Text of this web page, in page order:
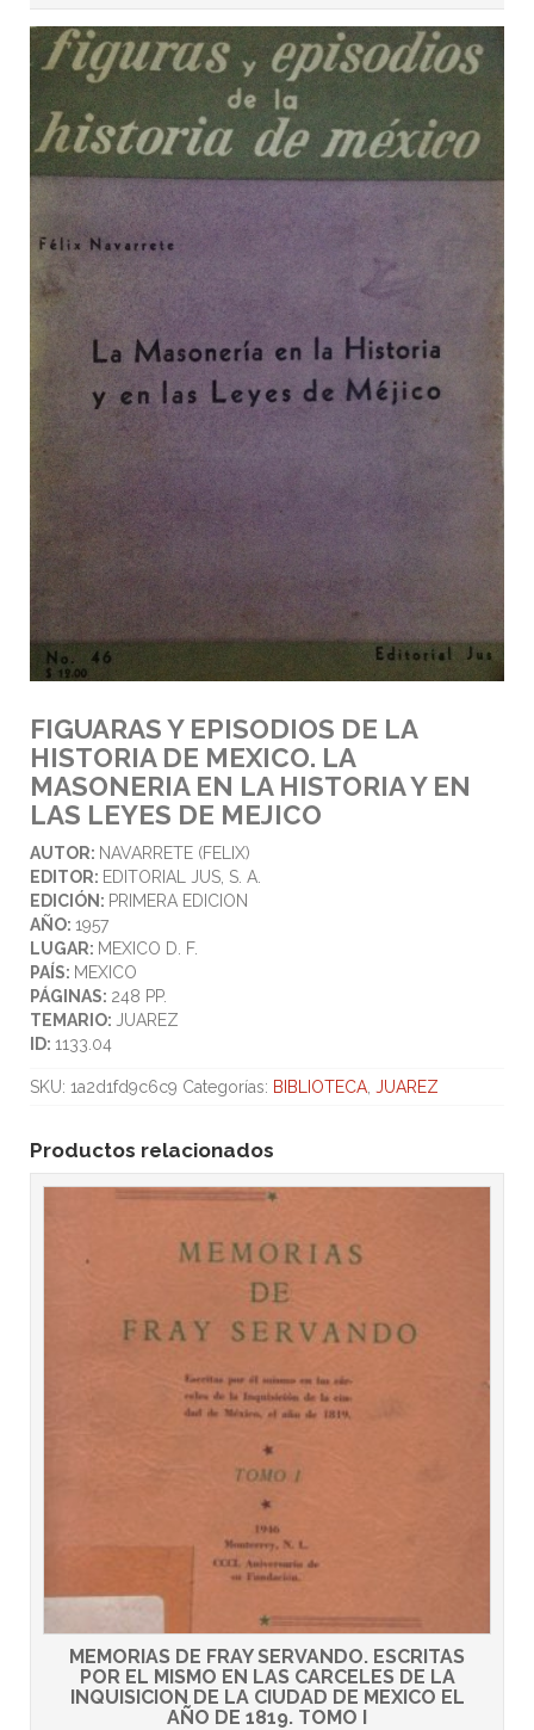
FIGUARAS Y EPISODIOS DE LA
HISTORIA DE MEXICO. LA
MASONERIA EN LA HISTORIA Y EN
LAS LEYES DE MEJICO
AUTOR: NAVARRETE (FELIX)
EDITOR: EDITORIAL JUS, S. A.
EDICIÓN: PRIMERA EDICION
AÑO: 1957
LUGAR: MEXICO D. F.
PAÍS: MEXICO
PÁGINAS: 248 PP.
TEMARIO: JUAREZ
ID: 1133.04
SKU: 1a2d1fd9c6c9 Categorías: BIBLIOTECA JUAREZ
Productos relacionados
MEMORIAS DE FRAY SERVANDO. ESCRITAS
POR EL MISMO EN LAS CARCELES DE LA
INQUISICION DE LA CIUDAD DE MEXICO EL
AÑO DE 1819. TOMO I